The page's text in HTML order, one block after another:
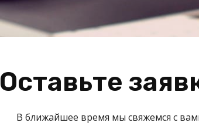
Оставьте
В ближайшее время мы свяжемся с